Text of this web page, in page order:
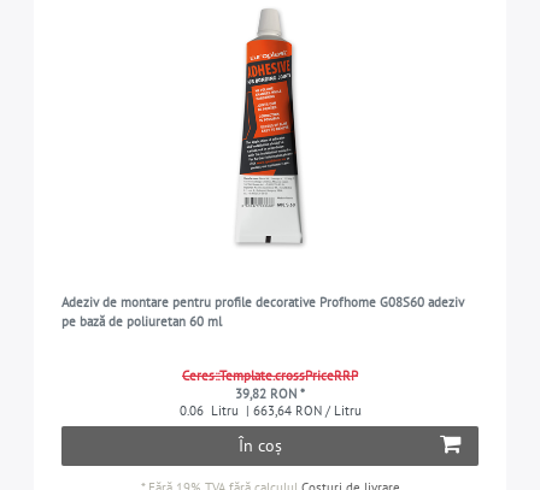
Adeziv de montare pentru profile decorative Profhome G08S60 adeziv
pe bază de poliuretan 60 ml
Ceres::Template.crossPriceRRP
39,82 RON *
0.06 Litru | 663,64 RON / Litru
În coș